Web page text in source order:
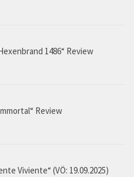
1486“ Review
Review
Viviente“ (VÖ: 19.09.2025)